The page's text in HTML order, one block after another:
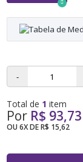
-
Total de 1 item
Por R$ 93,73
OU6X DE R$ 15,62